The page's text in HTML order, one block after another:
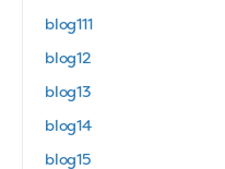
blog111
blog12
blog13
blog14
blog15